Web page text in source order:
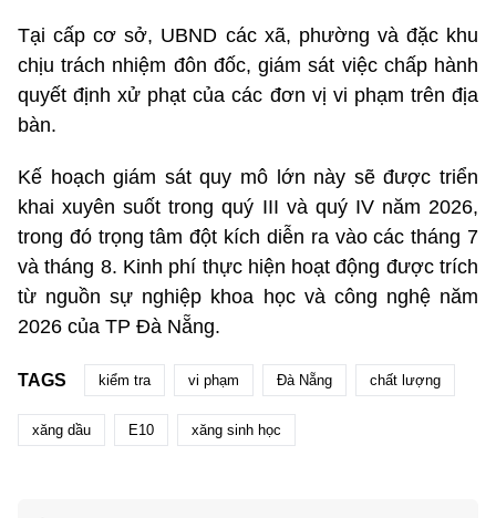
Tại cấp cơ sở, UBND các xã, phường và đặc khu
chịu trách nhiệm đôn đốc, giám sát việc chấp hành
quyết định xử phạt của các đơn vị vi phạm trên địa
bàn.
Kế hoạch giám sát quy mô lớn này sẽ được triển
khai xuyên suốt trong quý III và quý IV năm 2026,
trong đó trọng tâm đột kích diễn ra vào các tháng 7
và tháng 8. Kinh phí thực hiện hoạt động được trích
từ nguồn sự nghiệp khoa học và công nghệ năm
2026 của TP Đà Nẵng.
TAGS kiểm tra vi phạm Đà Nẵng chất lượng
xăng dầu E10 xăng sinh học